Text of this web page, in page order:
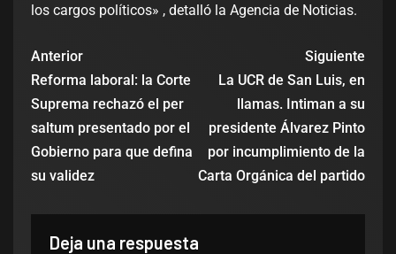
los cargos políticos» , detalló la Agencia de Noticias.
Anterior
Reforma laboral: la Corte
Suprema rechazó el per
saltum presentado por el
Gobierno para que defina
su validez
Siguiente
La UCR de San Luis, en
llamas. Intiman a su
presidente Álvarez Pinto
por incumplimiento de la
Carta Orgánica del partido
Deja una respuesta